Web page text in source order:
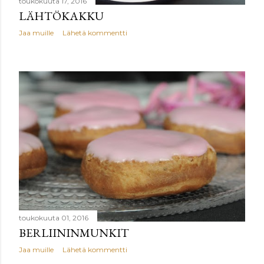
LÄHTÖKAKKU
Jaa muille Lähetä kommentti
toukokuuta 01, 2016
BERLIININMUNKIT
Jaa muille Lähetä kommentti